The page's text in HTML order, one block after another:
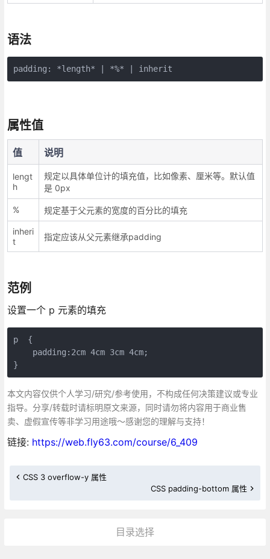
语法
padding: *length* | *%* | inherit
属性值
值 说明
lengt
h
规定以具体单位计的填充值，比如像素、厘米等。默认值
是 0px
% 规定基于父元素的宽度的百分比的填充
inheri
t
指定应该从父元素继承padding
范例
设置一个 p 元素的填充
p  {
    padding:2cm 4cm 3cm 4cm;
}
本文内容仅供个人学习/研究/参考使用，不构成任何决策建议或专业
指导。分享/转载时请标明原文来源，同时请勿将内容用于商业售
卖、虚假宣传等非学习用途哦～感谢您的理解与支持！
链接: https://web.fly63.com/course/6_409
CSS 3 overflow-y 属性
CSS padding-bottom 属性
目录选择